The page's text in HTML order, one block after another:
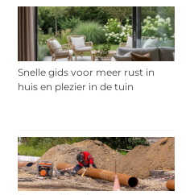
Snelle gids voor meer rust in
huis en plezier in de tuin